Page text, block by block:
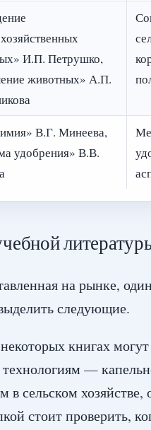
И.П. Петрушко,
животных» А.П.
В.Г. Минеева,
удобрения» В.В.
на рынке,
следующие.
книгах могут
—
в сельском хозяйстве,
стоит проверить,